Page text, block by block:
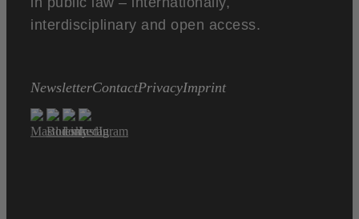
interdisciplinary and open access.
NewsletterContactPrivacyImprint